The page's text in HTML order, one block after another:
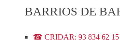
BARRIOS DE
☎ CRIDAR: 93 834 62 15